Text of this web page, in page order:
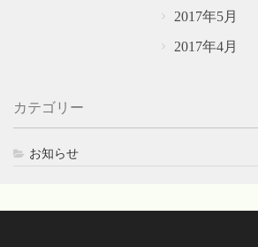
2017年5月
2017年4月
カテゴリー
お知らせ